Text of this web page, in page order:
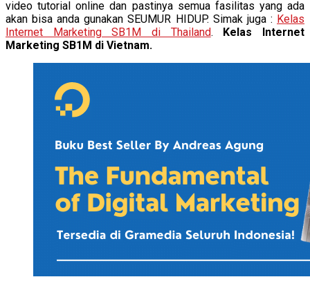
video tutorial online dan pastinya semua fasilitas yang ada
akan bisa anda gunakan SEUMUR HIDUP. Simak juga : Kelas
Internet Marketing SB1M di Thailand. Kelas Internet
Marketing SB1M di Vietnam.